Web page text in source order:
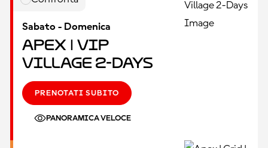
Sabato - Domenica
Apex | VIP
Village 2-Days
PRENOTATI SUBITO
PANORAMICA VELOCE